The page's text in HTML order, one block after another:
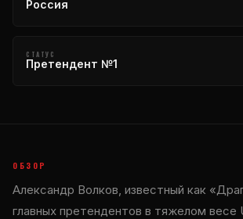
Россия
СТАТУС
Претендент №1
ОБЗОР
Александр Волков, известный как
главных претендентов в тяжелом весе